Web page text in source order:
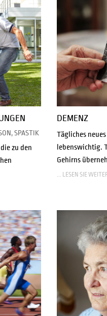
SPASTIK
zu den
DEMENZ
Tägliches
lebenswichtig.
Gehirns
... LESEN SIE